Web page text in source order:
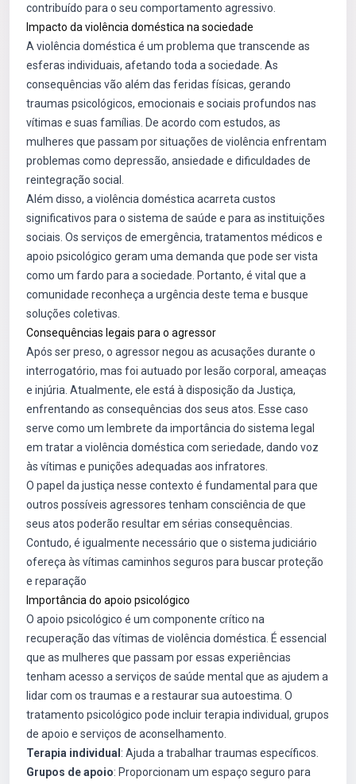
contribuído para o seu comportamento agressivo.
Impacto da violência doméstica na sociedade
A violência doméstica é um problema que transcende as
esferas individuais, afetando toda a sociedade. As
consequências vão além das feridas físicas, gerando
traumas psicológicos, emocionais e sociais profundos nas
vítimas e suas famílias. De acordo com estudos, as
mulheres que passam por situações de violência enfrentam
problemas como depressão, ansiedade e dificuldades de
reintegração social.
Além disso, a violência doméstica acarreta custos
significativos para o sistema de saúde e para as instituições
sociais. Os serviços de emergência, tratamentos médicos e
apoio psicológico geram uma demanda que pode ser vista
como um fardo para a sociedade. Portanto, é vital que a
comunidade reconheça a urgência deste tema e busque
soluções coletivas.
Consequências legais para o agressor
Após ser preso, o agressor negou as acusações durante o
interrogatório, mas foi autuado por lesão corporal, ameaças
e injúria. Atualmente, ele está à disposição da Justiça,
enfrentando as consequências dos seus atos. Esse caso
serve como um lembrete da importância do sistema legal
em tratar a violência doméstica com seriedade, dando voz
às vítimas e punições adequadas aos infratores.
O papel da justiça nesse contexto é fundamental para que
outros possíveis agressores tenham consciência de que
seus atos poderão resultar em sérias consequências.
Contudo, é igualmente necessário que o sistema judiciário
ofereça às vítimas caminhos seguros para buscar proteção
e reparação
Importância do apoio psicológico
O apoio psicológico é um componente crítico na
recuperação das vítimas de violência doméstica. É essencial
que as mulheres que passam por essas experiências
tenham acesso a serviços de saúde mental que as ajudem a
lidar com os traumas e a restaurar sua autoestima. O
tratamento psicológico pode incluir terapia individual, grupos
de apoio e serviços de aconselhamento.
Terapia individual : Ajuda a trabalhar traumas específicos.
Grupos de apoio: Proporcionam um espaço seguro para